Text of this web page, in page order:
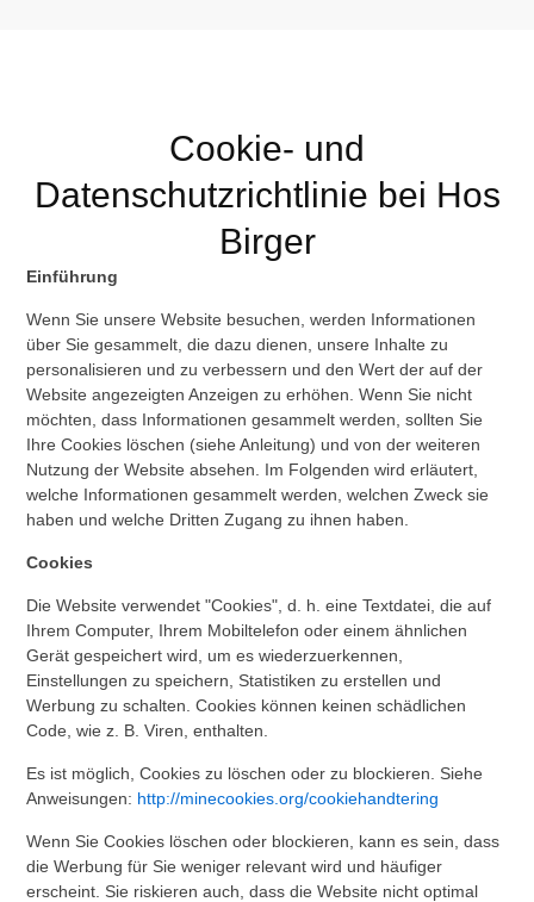
Cookie- und
Datenschutzrichtlinie bei Hos
Birger
Einführung
Wenn Sie unsere Website besuchen, werden Informationen
über Sie gesammelt, die dazu dienen, unsere Inhalte zu
personalisieren und zu verbessern und den Wert der auf der
Website angezeigten Anzeigen zu erhöhen. Wenn Sie nicht
möchten, dass Informationen gesammelt werden, sollten Sie
Ihre Cookies löschen (siehe Anleitung) und von der weiteren
Nutzung der Website absehen. Im Folgenden wird erläutert,
welche Informationen gesammelt werden, welchen Zweck sie
haben und welche Dritten Zugang zu ihnen haben.
Cookies
Die Website verwendet "Cookies", d. h. eine Textdatei, die auf
Ihrem Computer, Ihrem Mobiltelefon oder einem ähnlichen
Gerät gespeichert wird, um es wiederzuerkennen,
Einstellungen zu speichern, Statistiken zu erstellen und
Werbung zu schalten. Cookies können keinen schädlichen
Code, wie z. B. Viren, enthalten.
Es ist möglich, Cookies zu löschen oder zu blockieren. Siehe
Anweisungen: http://minecookies.org/cookiehandtering
Wenn Sie Cookies löschen oder blockieren, kann es sein, dass
die Werbung für Sie weniger relevant wird und häufiger
erscheint. Sie riskieren auch, dass die Website nicht optimal